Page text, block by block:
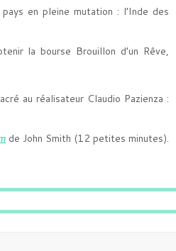
en pleine mutation : l’Inde des
la bourse Brouillon d’un Rêve,
au réalisateur Claudio Pazienza :
de John Smith (12 petites minutes).